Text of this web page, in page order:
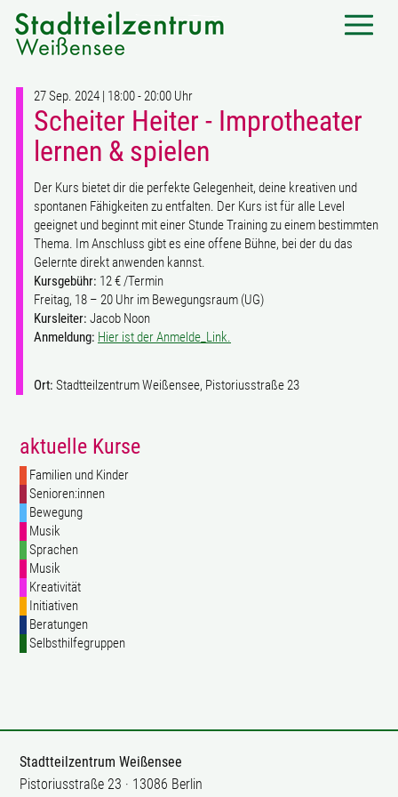
27 Sep. 2024 | 18:00 - 20:00 Uhr
Scheiter Heiter - Improtheater
lernen & spielen
Der Kurs bietet dir die perfekte Gelegenheit, deine kreativen und
spontanen Fähigkeiten zu entfalten. Der Kurs ist für alle Level
geeignet und beginnt mit einer Stunde Training zu einem bestimmten
Thema. Im Anschluss gibt es eine offene Bühne, bei der du das
Gelernte direkt anwenden kannst.
Kursgebühr: 12 € /Termin
Freitag, 18 – 20 Uhr im Bewegungsraum (UG)
Kursleiter: Jacob Noon
Anmeldung: Hier ist der Anmelde_Link.
Ort: Stadtteilzentrum Weißensee, Pistoriusstraße 23
aktuelle Kurse
Familien und Kinder
Senioren:innen
Bewegung
Musik
Sprachen
Musik
Kreativität
Initiativen
Beratungen
Selbsthilfegruppen
Stadtteilzentrum Weißensee
Pistoriusstraße 23 · 13086 Berlin